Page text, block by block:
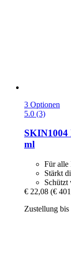
3 Optionen
5.0 (3)
SKIN1004
ml
Für alle
Stärkt
Schützt
€ 22,08 (€
Zustellung